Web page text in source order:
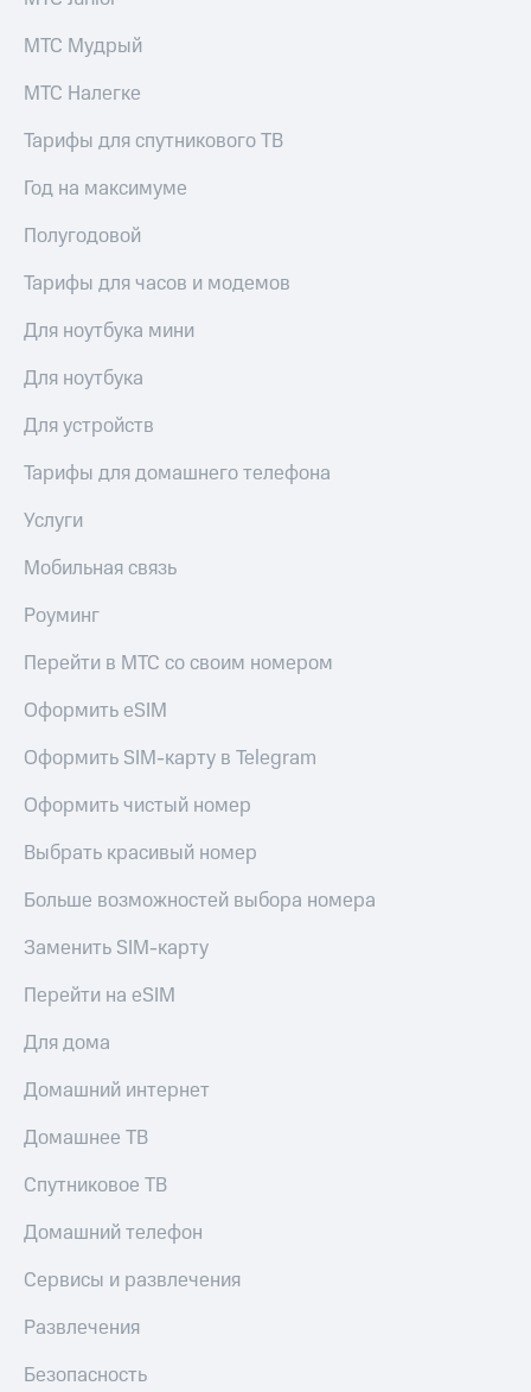
МТС Мудрый
МТС Налегке
Тарифы для спутникового ТВ
Год на максимуме
Полугодовой
Тарифы для часов и модемов
Для ноутбука мини
Для ноутбука
Для устройств
Тарифы для домашнего телефона
Услуги
Мобильная связь
Роуминг
Перейти в МТС со своим номером
Оформить eSIM
Оформить SIM-карту в Telegram
Оформить чистый номер
Выбрать красивый номер
Больше возможностей выбора номера
Заменить SIM-карту
Перейти на eSIM
Для дома
Домашний интернет
Домашнее ТВ
Спутниковое ТВ
Домашний телефон
Сервисы и развлечения
Развлечения
Безопасность